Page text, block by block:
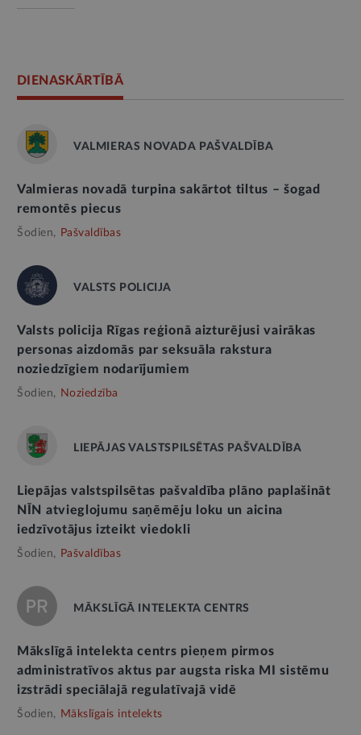
DIENASKĀRTĪBĀ
VALMIERAS NOVADA PAŠVALDĪBA
Valmieras novadā turpina sakārtot tiltus – šogad
remontēs piecus
Šodien, Pašvaldības
VALSTS POLICIJA
Valsts policija Rīgas reģionā aizturējusi vairākas
personas aizdomās par seksuāla rakstura
noziedzīgiem nodarījumiem
Šodien, Noziedzība
LIEPĀJAS VALSTSPILSĒTAS PAŠVALDĪBA
Liepājas valstspilsētas pašvaldība plāno paplašināt
NĪN atvieglojumu saņēmēju loku un aicina
iedzīvotājus izteikt viedokli
Šodien, Pašvaldības
MĀKSLĪGĀ INTELEKTA CENTRS
Mākslīgā intelekta centrs pieņem pirmos
administratīvos aktus par augsta riska MI sistēmu
izstrādi speciālajā regulatīvajā vidē
Šodien, Mākslīgais intelekts